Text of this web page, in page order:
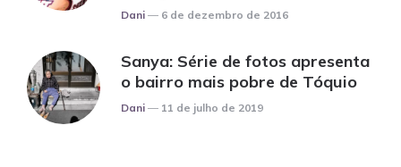
Posted
Dani 6 de dezembro de 2016
Sanya: Série de fotos apresenta
o bairro mais pobre de Tóquio
Posted
Dani 11 de julho de 2019